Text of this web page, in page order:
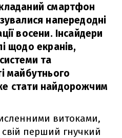
смартфон
напередодні
восени. Інсайдери
щодо екранів,
та
майбутнього
стати найдорожчим
витоками,
перший гнучкий